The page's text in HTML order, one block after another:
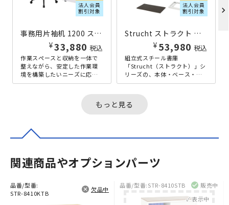
法人会員
割引対象
事務用片袖机 1200 スタンダードセット ホワイト
¥33,880 税込
作業スペースと収納を一体で
整えながら、安定した作業環
境を構築したいニーズに応え
た、片袖机に一番人気のファ
法人会員
割引対象
Strucht ストラクト ダイヤル錠式4人用パーソナルロッカー下置き完成セット W800×D400×H1120 ダークブラウン
¥ 53,980 税込
組立式スチール書庫
「Strucht（ストラクト）」シ
リーズの、本体・ベース・天
板が揃った下置き用セットで
スを確保...
chevron_right
もっと見る
関連商品やオプションパーツ
品番/型番:
STR-8410KTB
欠品中
✓ 表示中
品番/型番:STR-8410STB 販売中